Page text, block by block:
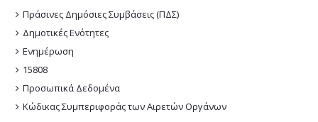
Πράσινες Δημόσιες Συμβάσεις (ΠΔΣ)
Δημοτικές Ενότητες
Ενημέρωση
15808
Προσωπικά Δεδομένα
Κώδικας Συμπεριφοράς των Αιρετών Οργάνων